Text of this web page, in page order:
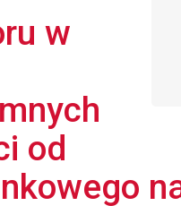
w
od